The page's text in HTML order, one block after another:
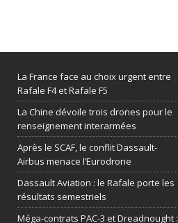
La France face au choix urgent entre
Rafale F4 et Rafale F5
La Chine dévoile trois drones pour le
renseignement interarmées
Après le SCAF, le conflit Dassault-
Airbus menace l’Eurodrone
Dassault Aviation : le Rafale porte les
résultats semestriels
Méga-contrats PAC-3 et Dreadnought :